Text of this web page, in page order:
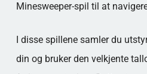
Minesweeper-spil til at
I disse spillene samler du
din og bruker den velkjente